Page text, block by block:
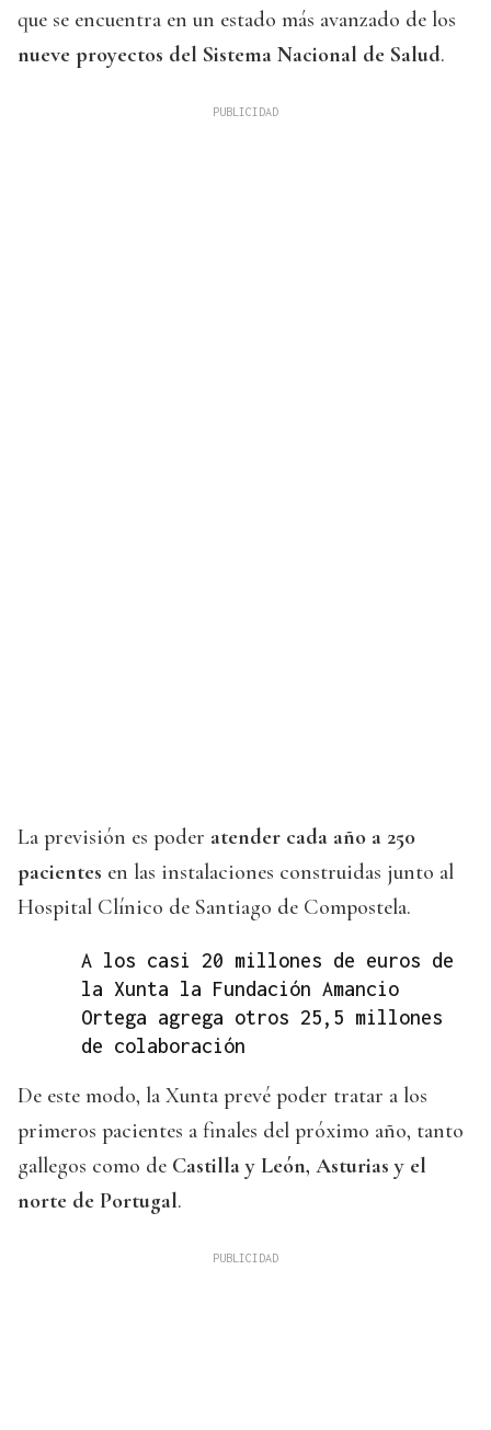
que se encuentra en un estado más avanzado de los
nueve proyectos del Sistema Nacional de Salud.
La previsión es poder atender cada año a 250
pacientes en las instalaciones construidas junto al
Hospital Clínico de Santiago de Compostela.
A los casi 20 millones de euros de
la Xunta la Fundación Amancio
Ortega agrega otros 25,5 millones
de colaboración
De este modo, la Xunta prevé poder tratar a los
primeros pacientes a finales del próximo año, tanto
gallegos como de Castilla y León, Asturias y el
norte de Portugal.